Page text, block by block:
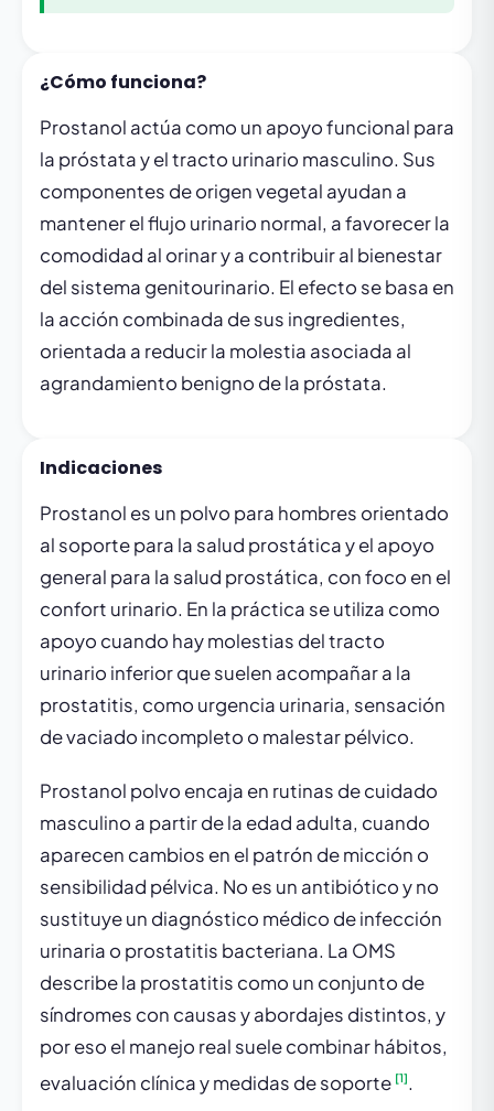
¿Cómo funciona?
Prostanol actúa como un apoyo funcional para
la próstata y el tracto urinario masculino. Sus
componentes de origen vegetal ayudan a
mantener el flujo urinario normal, a favorecer la
comodidad al orinar y a contribuir al bienestar
del sistema genitourinario. El efecto se basa en
la acción combinada de sus ingredientes,
orientada a reducir la molestia asociada al
agrandamiento benigno de la próstata.
Indicaciones
Prostanol es un polvo para hombres orientado
al soporte para la salud prostática y el apoyo
general para la salud prostática, con foco en el
confort urinario. En la práctica se utiliza como
apoyo cuando hay molestias del tracto
urinario inferior que suelen acompañar a la
prostatitis, como urgencia urinaria, sensación
de vaciado incompleto o malestar pélvico.
Prostanol polvo encaja en rutinas de cuidado
masculino a partir de la edad adulta, cuando
aparecen cambios en el patrón de micción o
sensibilidad pélvica. No es un antibiótico y no
sustituye un diagnóstico médico de infección
urinaria o prostatitis bacteriana. La OMS
describe la prostatitis como un conjunto de
síndromes con causas y abordajes distintos, y
por eso el manejo real suele combinar hábitos,
evaluación clínica y medidas de soporte [1].